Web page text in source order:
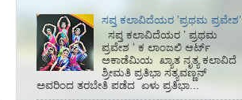
ಸಪ್ತ ಕಲಾವಿದೆಯರ ʼಪ್ರಥಮ ಪ್ರವೇಶʼ
ಸಪ್ತ ಕಲಾವಿದೆಯರ ʼ ಪ್ರಥಮ
ಪ್ರವೇಶ ʼ ಕ ಲಾಂಜಲಿ ಆರ್ಟ್
ಅಕಾಡೆಮಿಯ‌ ಖ್ಯಾತ ನೃತ್ಯ ಕಲಾವಿದೆ
ಶ್ರೀಮತಿ ಪ್ರತಿಭಾ ಸತ್ಯವಣ್ಣನ್
ಅವರಿಂದ ತರಬೇತಿ ಪಡೆದ ಏಳು ಪ್ರತಿಭಾ...